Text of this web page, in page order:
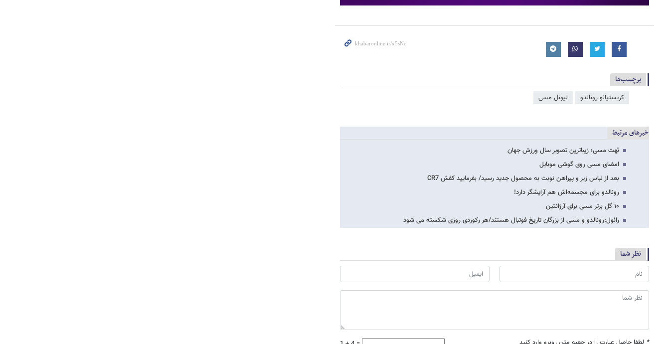
برچسب‌ها
کریستیانو رونالدو لیونل مسی
خبرهای مرتبط
بُهت مسی؛ زیباترین تصویر سال ورزش جهان
امضای مسی روی گوشی موبایل
بعد از لباس زیر و پیراهن نوبت به محصول جدید رسید/ بفرمایید کفش CR7
رونالدو برای مجسمه‌‌اش هم آرایشگر دارد!
۱۰ گل برتر مسی برای آرژانتین
رائول:رونالدو و مسی از بزرگان تاریخ فوتبال هستند/هر رکوردی روزی شکسته می شود
نظر شما